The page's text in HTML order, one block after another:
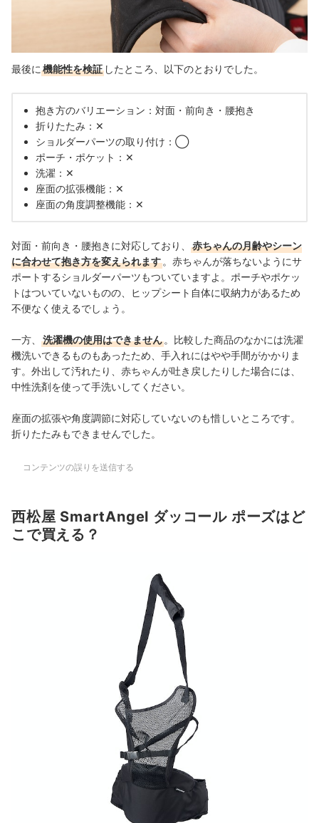
最後に 機能性を検証 したところ、 以下のとおりでした。
抱き方のバリエーション：対面・前向き・腰抱き
折りたたみ：✕
ショルダーパーツの取り付け：◯
ポーチ・ポケット：✕
洗濯：✕
座面の拡張機能：✕
座面の角度調整機能：✕
対面・前向き・腰抱きに対応しており、
赤ちゃんの月齢やシーン
に合わせて抱き方を変えられます 。赤ちゃんが落ちないようにサ
ポートするショルダーパーツもついていますよ。 ポーチやポケッ
トはついていないものの、ヒップシート自体に収納力があるため
不便なく使えるでしょう。
一方、 洗濯機の使用はできません 。比較した商品のなかには洗濯
機洗いできるものもあったため、手入れにはやや手間がかかりま
す。外出して汚れたり、赤ちゃんが吐き戻したりした場合には、
中性洗剤を使って手洗いしてください。
座面の拡張や角度調節に対応していないのも惜しいところです。
折りたたみもできませんでした。
コンテンツの誤りを送信する
西松屋 SmartAngel ダッコール ポーズはど
こで買える？